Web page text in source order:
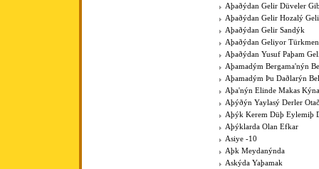
Aþaðýdan Gelir Düveler
Aþaðýdan Gelir Hozalý
Aþaðýdan Gelir Sandýk
Aþaðýdan Geliyor
Aþaðýdan Yusuf Paþam
Aþamadým Bergama'nýn
Aþamadým Þu Daðlarýn
Aþa'nýn Elinde Makas
Aþýðýn Yaylasý Derler
Aþýk Kerem Düþ Eylemiþ
Aþýklarda Olan Efkar
Asiye -10
Aþk Meydanýnda
Askýda Yaþamak